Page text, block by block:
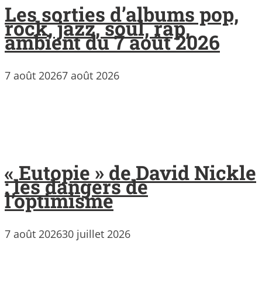
Les sorties d’albums pop,
rock, jazz, soul, rap,
ambient du 7 août 2026
7 août 20267 août 2026
« Eutopie » de David Nickle
: les dangers de
l’optimisme
7 août 202630 juillet 2026